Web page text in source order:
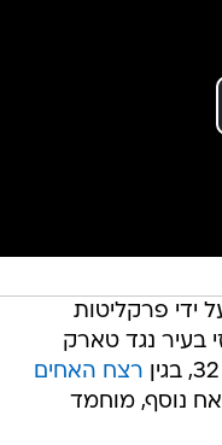
ידי פרקליטות
בעיר נגד טארק
רצח האחים
אח נוסף, מוחמד